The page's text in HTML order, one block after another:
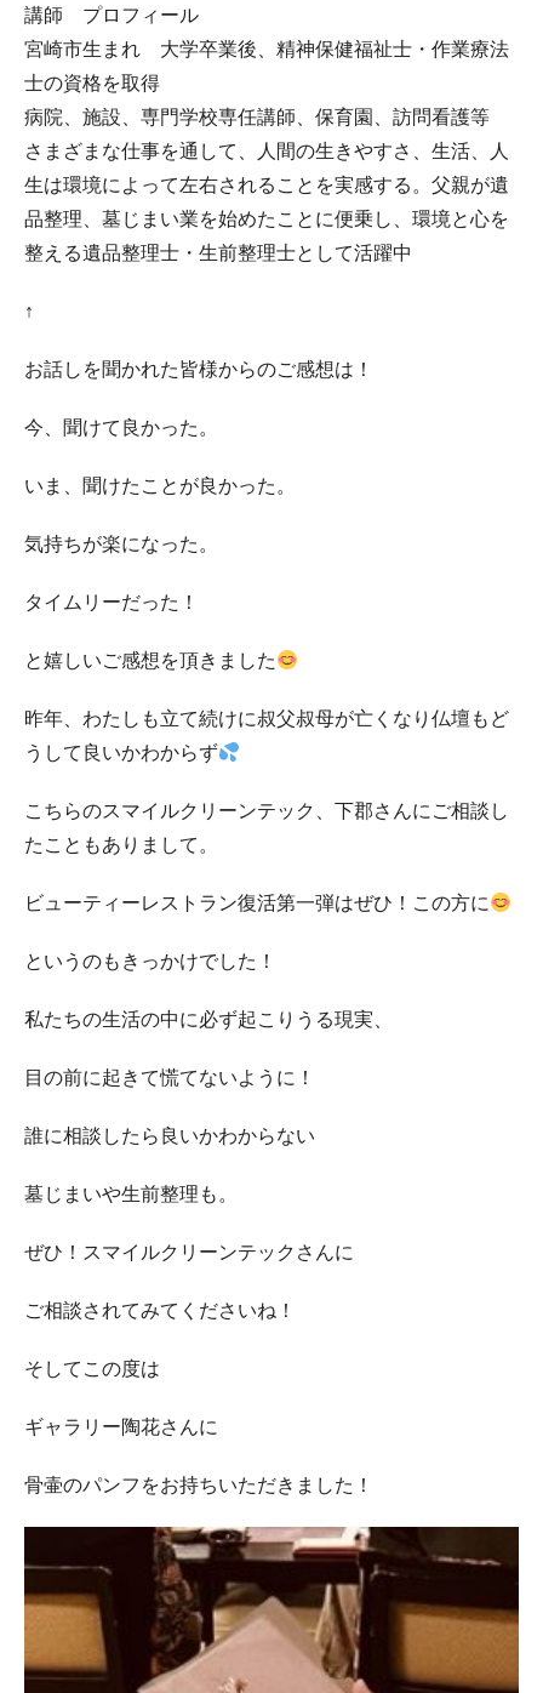
講師 プロフィール
宮崎市生まれ 大学卒業後、精神保健福祉士・作業療法
士の資格を取得
病院、施設、専門学校専任講師、保育園、訪問看護等
さまざまな仕事を通して、人間の生きやすさ、生活、人
生は環境によって左右されることを実感する。父親が遺
品整理、墓じまい業を始めたことに便乗し、環境と心を
整える遺品整理士・生前整理士として活躍中
↑
お話しを聞かれた皆様からのご感想は！
今、聞けて良かった。
いま、聞けたことが良かった。
気持ちが楽になった。
タイムリーだった！
と嬉しいご感想を頂きました
昨年、わたしも立て続けに叔父叔母が亡くなり仏壇もど
うして良いかわからず
こちらのスマイルクリーンテック、下郡さんにご相談し
たこともありまして。
ビューティーレストラン復活第一弾はぜひ！この方に
というのもきっかけでした！
私たちの生活の中に必ず起こりうる現実、
目の前に起きて慌てないように！
誰に相談したら良いかわからない
墓じまいや生前整理も。
ぜひ！スマイルクリーンテックさんに
ご相談されてみてくださいね！
そしてこの度は
ギャラリー陶花さんに
骨壷のパンフをお持ちいただきました！